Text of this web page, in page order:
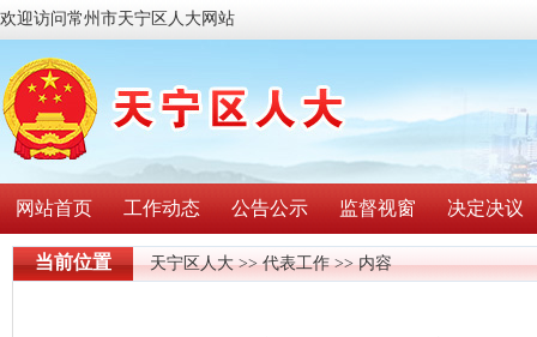
欢迎访问常州市天宁区人大网站
网站首页 工作动态 公告公示 监督视窗 决定决议
当前位置 天宁区人大>>代表工作>> 内容